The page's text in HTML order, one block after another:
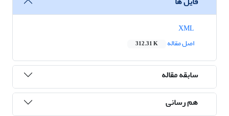
اصل مقاله
312.31 K
سابقه مقاله
هم رسانی